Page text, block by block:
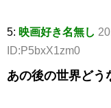
5: 映画好き名無し
ID:P5bxX1zm0
あの後の世界どう